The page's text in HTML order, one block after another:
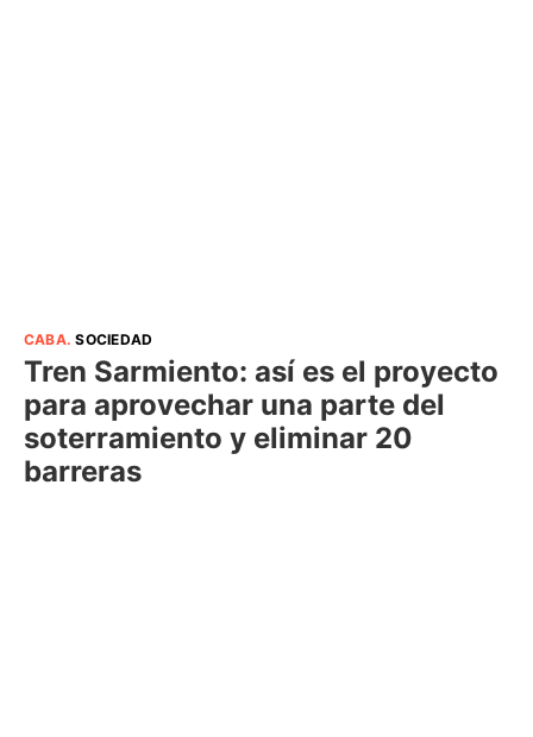
CABA.SOCIEDAD
Tren Sarmiento: así es el proyecto
para aprovechar una parte del
soterramiento y eliminar 20
barreras